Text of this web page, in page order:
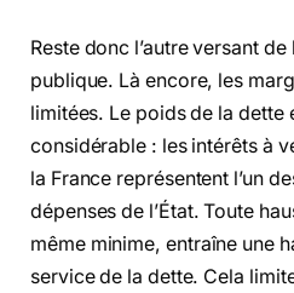
Reste donc l’autre versant
publique. Là encore, les
limitées. Le poids de la dette
considérable : les intérêts à
la France représentent l’un
dépenses de l’État. Toute
même minime, entraîne une
service de la dette. Cela